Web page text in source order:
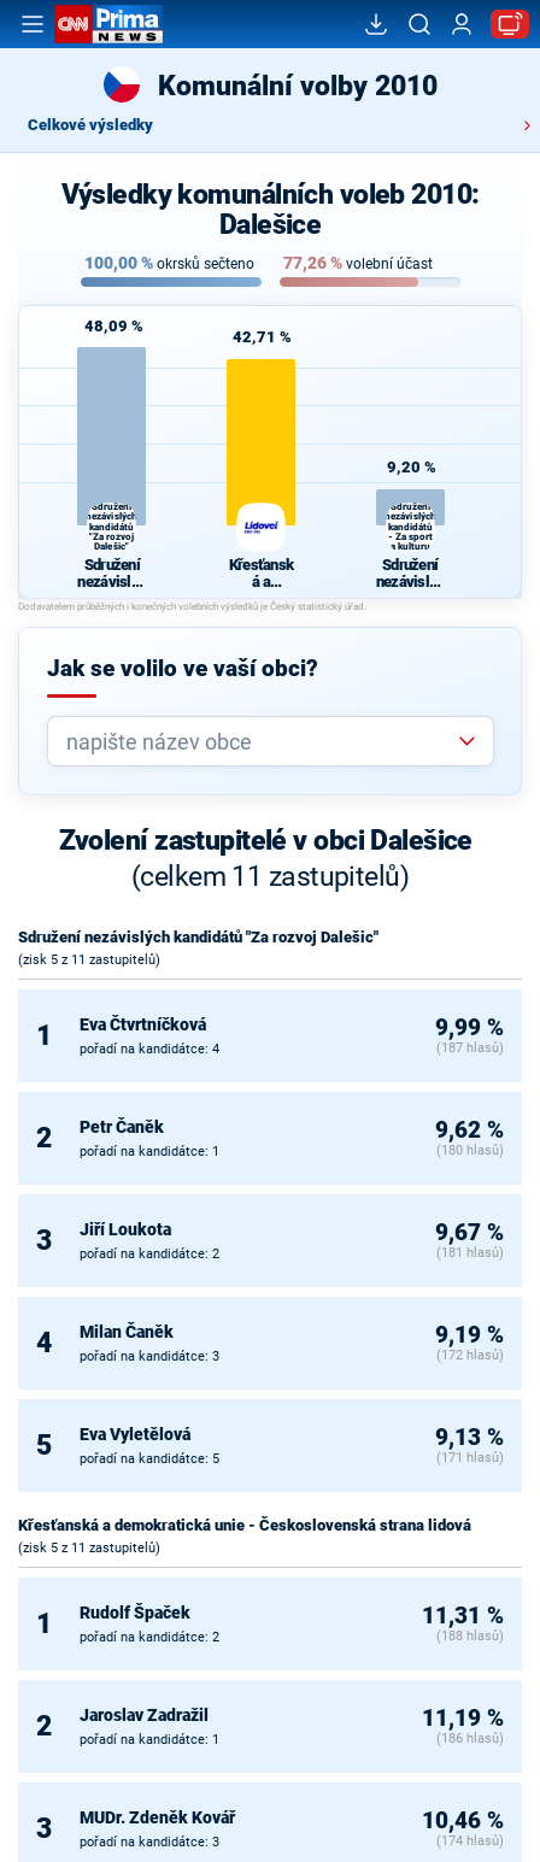
Komunální volby 2010
Celkové výsledky
Výsledky komunálních voleb 2010:
Dalešice
100,00% okrsků sečteno 77,26% volební účast
48,09 %
Sdružení
nezávislých
kandidátů
"Za rozvoj
Dalešic"
Sdružení
nezávislýc
h
kandidátů
"Za rozvoj
42,71 %
Křesťansk
á a
demokrati
cká unie -
Českoslov
strana
9,20 %
Sdružení
nezávislých
kandidátů
- Za sport
a kulturu
Sdružení
nezávislýc
h
- Za sport
Jak se volilo ve vaší obci?
Zvolení zastupitelé v obci Dalešice
(celkem 11 zastupitelů)
Sdružení nezávislých kandidátů "Za rozvoj Dalešic"
(zisk 5 z 11 zastupitelů)
1 Eva Čtvrtníčková
pořadí na kandidátce: 4
9,99 %
(187 hlasů)
2 Petr Čaněk
pořadí na kandidátce: 1
9,62 %
(180 hlasů)
3 Jiří Loukota
pořadí na kandidátce: 2
9,67 %
(181 hlasů)
4 Milan Čaněk
pořadí na kandidátce: 3
9,19 %
(172 hlasů)
5 Eva Vyletělová
pořadí na kandidátce: 5
9,13 %
(171 hlasů)
Křesťanská a demokratická unie - Československá strana lidová
(zisk 5 z 11 zastupitelů)
1 Rudolf Špaček
pořadí na kandidátce: 2
11,31 %
(188 hlasů)
2 Jaroslav Zadražil
pořadí na kandidátce: 1
11,19 %
(186 hlasů)
3 MUDr. Zdeněk Kovář
pořadí na kandidátce: 3
10,46 %
(174 hlasů)